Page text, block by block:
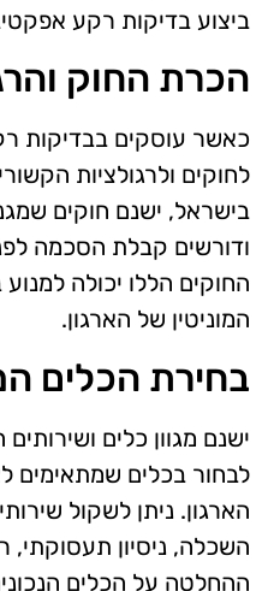
ביצוע בדיקות רקע
הכרת החוק
כאשר עוסקים בבדיקות
לחוקים ולרגולציות
בישראל, ישנם חוקים
ודורשים קבלת הסכמה
החוקים הללו יכולה
המוניטין של הארגון.
בחירת הכלים
ישנם מגוון כלים
לבחור בכלים שמתאימים
הארגון. ניתן לשקול
השכלה, ניסיון תעסוקתי,
ההחלטה על הכלים